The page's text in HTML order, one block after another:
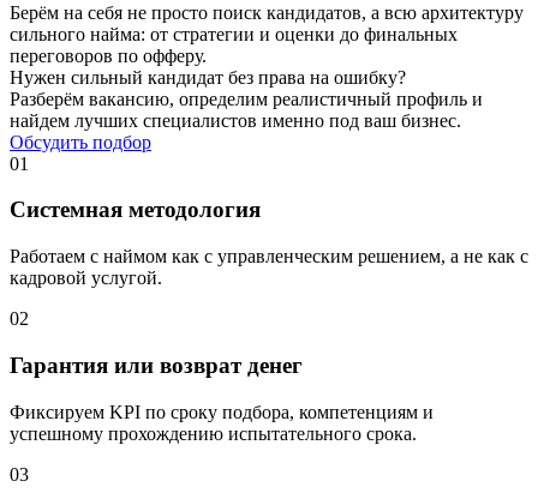
Берём на себя не просто поиск кандидатов, а всю архитектуру
сильного найма: от стратегии и оценки до финальных
переговоров по офферу.
Нужен сильный кандидат без права на ошибку?
Разберём вакансию, определим реалистичный профиль и
найдем лучших специалистов именно под ваш бизнес.
Обсудить подбор
01
Системная методология
Работаем с наймом как с управленческим решением, а не как с
кадровой услугой.
02
Гарантия или возврат денег
Фиксируем KPI по сроку подбора, компетенциям и
успешному прохождению испытательного срока.
03